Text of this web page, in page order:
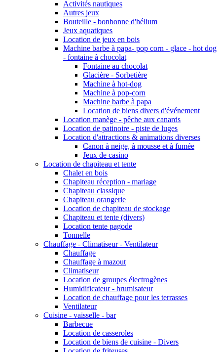
Activités nautiques
Autres jeux
Bouteille - bonbonne d'hélium
Jeux aquatiques
Location de jeux en bois
Machine barbe à papa- pop corn - glace - hot dog
- fontaine à chocolat
Fontaine au chocolat
Glacière - Sorbetière
Machine à hot-dog
Machine à pop-corn
Machine barbe à papa
Location de biens divers d'événement
Location manège - pêche aux canards
Location de patinoire - piste de luges
Location d'attractions & animations diverses
Canon à neige, à mousse et à fumée
Jeux de casino
Location de chapiteau et tente
Chalet en bois
Chapiteau réception - mariage
Chapiteau classique
Chapiteau orangerie
Location de chapiteau de stockage
Chapiteau et tente (divers)
Location tente pagode
Tonnelle
Chauffage - Climatiseur - Ventilateur
Chauffage
Chauffage à mazout
Climatiseur
Location de groupes électrogènes
Humidificateur - brumisateur
Location de chauffage pour les terrasses
Ventilateur
Cuisine - vaisselle - bar
Barbecue
Location de casseroles
Location de biens de cuisine - Divers